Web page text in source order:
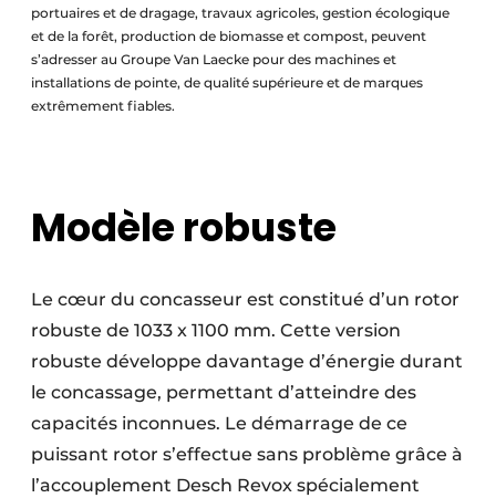
portuaires et de dragage, travaux agricoles, gestion écologique
et de la forêt, production de biomasse et compost, peuvent
s’adresser au Groupe Van Laecke pour des machines et
installations de pointe, de qualité supérieure et de marques
extrêmement fiables.
Modèle robuste
Le cœur du concasseur est constitué d’un rotor
robuste de 1033 x 1100 mm. Cette version
robuste développe davantage d’énergie durant
le concassage, permettant d’atteindre des
capacités inconnues. Le démarrage de ce
puissant rotor s’effectue sans problème grâce à
l’accouplement Desch Revox spécialement